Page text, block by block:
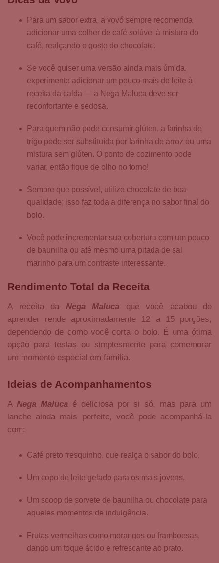
Para um sabor extra, a vovó sempre recomenda
adicionar uma colher de café solúvel à mistura do
café, realçando o gosto do chocolate.
Se você quiser uma versão ainda mais úmida,
experimente adicionar um pouco mais de leite à
receita da calda — a Nega Maluca deve ser
reconfortante e sedosa.
Para quem não pode consumir glúten, a farinha de
trigo pode ser substituída por farinha de arroz ou uma
mistura sem glúten. O ponto de cozimento pode
variar, então fique de olho no forno!
Sempre que possível, utilize chocolate de boa
qualidade; isso faz toda a diferença no sabor final do
bolo.
Você pode incrementar sua cobertura com um pouco
de baunilha ou até mesmo uma pitada de sal
marinho para um contraste interessante.
Rendimento Total da Receita
A receita da Nega Maluca que você acabou de
aprender rende aproximadamente 12 a 15 porções,
dependendo de como você corta o bolo. É uma ótima
opção para festas ou simplesmente para comemorar
um momento especial em família.
Ideias de Acompanhamentos
A Nega Maluca é deliciosa por si só, mas para um
lanche ainda mais perfeito, você pode acompanhá-la
com:
Café preto fresquinho, que realça o sabor do bolo.
Um copo de leite gelado para os mais jovens.
Um scoop de sorvete de baunilha ou chocolate para
aqueles momentos de indulgência.
Frutas vermelhas como morangos ou framboesas,
dando um toque ácido e refrescante ao prato.